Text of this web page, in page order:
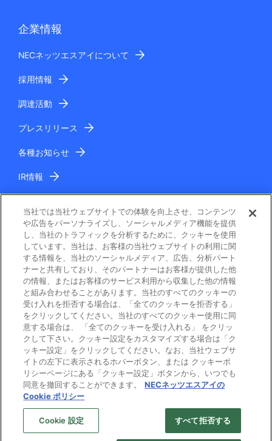
企業情報
NECネッツエスアイについて
採用情報
調達活動
プレスリリース
各種お知らせ
IR情報
電子公告
ご利用条件
個人情報保護
Cookie ポリシー
プライバシーマーク
当社では当社ウェブサイトでの体験を向上させ、コンテンツ
や広告をパーソナライズし、ソーシャルメディア機能を提供
し、当社のトラフィックを分析するために、クッキーを使用
しています。当社は、お客様の当社ウェブサイトの利用に関
する情報を、当社のソーシャルメディア、広告、分析パート
ナーと共有しており、そのパートナーはお客様が提供した他
の情報、またはお客様のサービス利用から収集した他の情報
と組み合わせることがあります。当社のすべてのクッキーの
受け入れを拒否する場合は、「全てのクッキーを拒否する」
をクリックしてください。当社のすべてのクッキー使用に同
意する場合は、 「全てのクッキーを受け入れる」 をクリッ
クして下さい。クッキー設定をカスタマイズする場合は「ク
ッキー設定」をクリックしてください。なお、当社ウェブサ
イトの左下に表示されるホバーボタン、または クッキーポ
リシーページにある「クッキー設定」ボタンから、いつでも
同意を撤回することができます。
NECネッツエスアイの
Cookie ポリシー
Cookie 設定 すべて拒否する